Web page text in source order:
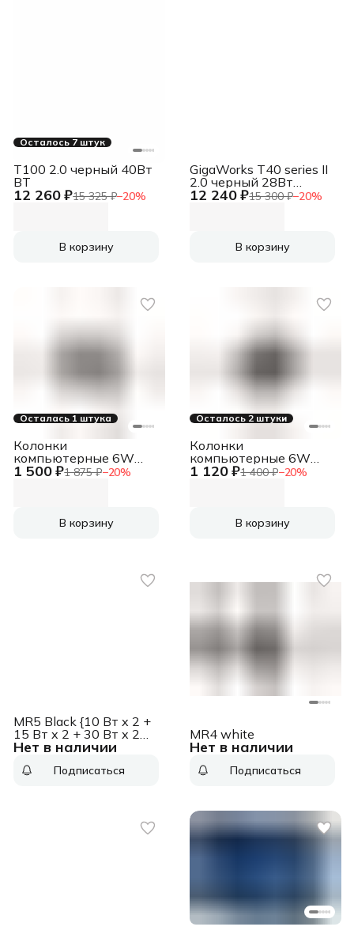
Осталось 7 штук
12 260 ₽15 325 ₽−20%
T100 2.0 черный 40Вт
BT
В корзину
12 240 ₽15 300 ₽−20%
GigaWorks T40 series II
2.0 черный 28Вт
(51MF1615AA000)
В корзину
Осталась 1 штука
1 500 ₽1 875 ₽−20%
Колонки
компьютерные 6W
BLACK REDRAGON
В корзину
Осталось 2 штуки
1 120 ₽1 400 ₽−20%
Колонки
компьютерные 6W
BLACK STENTOR
В корзину
Нет в наличии
MR5 Black {10 Вт x 2 +
15 Вт x 2 + 30 Вт x 2
(110 Вт); 46 Гц - 40 кГц;
AUX; Bluetooth V6.0;
Подписаться
Нет в наличии
MR4 white
Подписаться